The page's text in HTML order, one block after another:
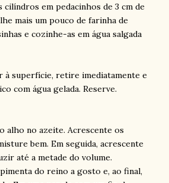
cilíndros em pedacinhos de 3 cm de
mais um pouco de farinha de
e cozinhe-as em água salgada
à superfície, retire imediatamente e
com água gelada. Reserve.
alho no azeite. Acrescente os
bem. Em seguida, acrescente
até a metade do volume.
do reino a gosto e, ao final,